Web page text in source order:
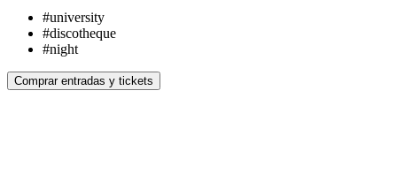
#university
#discotheque
#night
Comprar entradas y tickets